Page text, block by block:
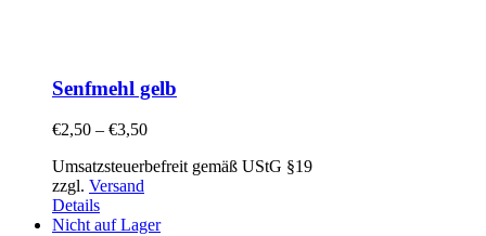
Senfmehl gelb
€2,50 – €3,50
Umsatzsteuerbefreit gemäß UStG §19
zzgl. Versand
Details
Nicht auf Lager